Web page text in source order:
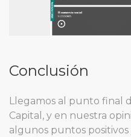
Conclusión
Llegamos al punto final
Capital, y en nuestra
algunos puntos